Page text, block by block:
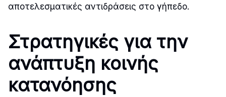
αποτελεσματικές αντιδράσεις στο γήπεδο.
Στρατηγικές για την
ανάπτυξη κοινής
κατανόησης